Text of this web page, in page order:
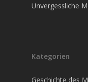
Unvergessliche
Kategorien
Geschichte des